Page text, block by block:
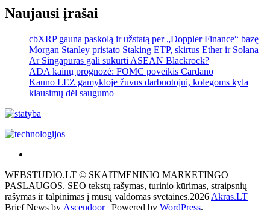
Naujausi įrašai
cbXRP gauna paskolą ir užstatą per „Doppler Finance“ bazę
Morgan Stanley pristato Staking ETP, skirtus Ether ir Solana
Ar Singapūras gali sukurti ASEAN Blackrock?
ADA kainų prognozė: FOMC poveikis Cardano
Kauno LEZ gamykloje žuvus darbuotojui, kolegoms kyla
klausimų dėl saugumo
tai
žemės
ploto
matavimo
WEBSTUDIO.LT © SKAITMENINIO MARKETINGO
PASLAUGOS. SEO tekstų rašymas, turinio kūrimas, straipsnių
rašymas ir talpinimas į mūsų valdomas svetaines.2026 Akras.LT |
Brief News by Ascendoor| Powered by WordPress.